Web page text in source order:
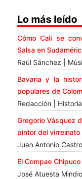
Lo más leído
Cómo Cali se
Salsa en
Raúl Sánchez |
Bavaria y la
populares de
Redacción | Historia
Gregorio Vásquez
pintor del
Juan Antonio
El Compae Chipuco
José Atuesta